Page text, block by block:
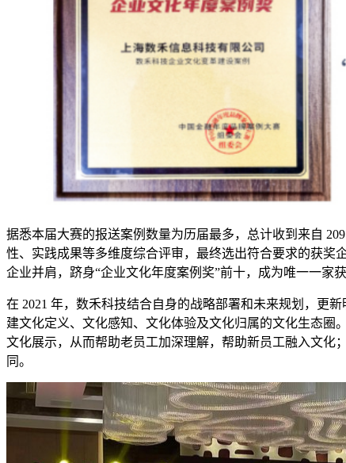
据悉本届大赛的报送案例数量为历届最多，总计收到来自
性、实践成果等多维度综合评审，最终选出符合要求的获奖
企业并肩，跻身“企业文化年度案例奖”前十，成为唯一一家
在 2021 年，数禾科技结合自身的战略部署和未来规划，更
建文化定义、文化感知、文化体验及文化归属的文化生态
文化展示，从而帮助老员工加深理解，帮助新员工融入文化
同。